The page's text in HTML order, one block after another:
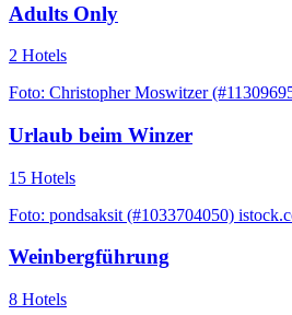
Adults Only
2 Hotels
Foto: Christopher Moswitzer
Urlaub beim Winzer
15 Hotels
Foto: pondsaksit (#1033704050)
Weinbergführung
8 Hotels